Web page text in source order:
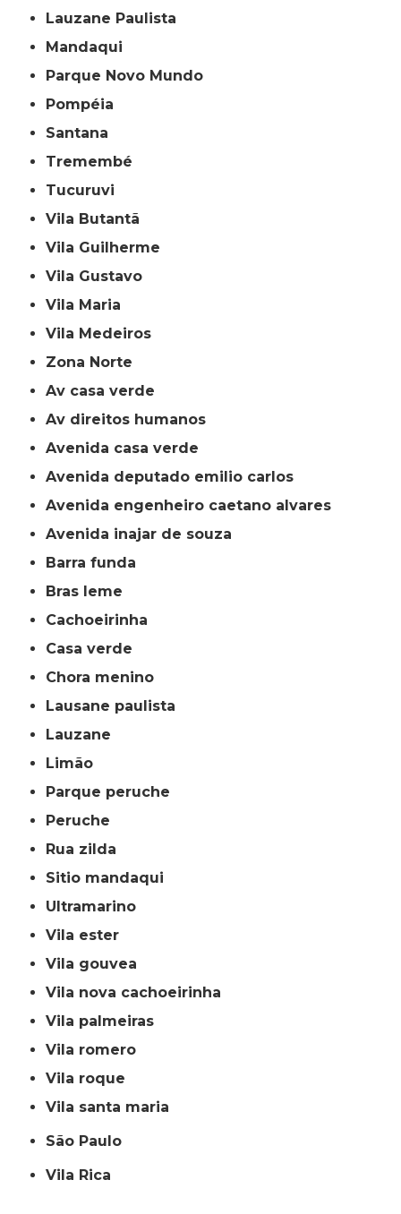
Lauzane Paulista
Mandaqui
Parque Novo Mundo
Pompéia
Santana
Tremembé
Tucuruvi
Vila Butantã
Vila Guilherme
Vila Gustavo
Vila Maria
Vila Medeiros
Zona Norte
av casa verde
av direitos humanos
avenida casa verde
avenida deputado emilio carlos
avenida engenheiro caetano alvares
avenida inajar de souza
barra funda
bras leme
cachoeirinha
casa verde
chora menino
lausane paulista
lauzane
limão
parque peruche
peruche
rua zilda
sitio mandaqui
ultramarino
vila ester
vila gouvea
vila nova cachoeirinha
vila palmeiras
vila romero
vila roque
vila santa maria
São Paulo
Vila Rica